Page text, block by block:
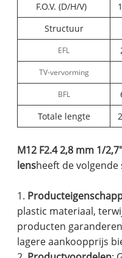
F.O.V. (D/H/V)
Structuur
EFL
TV-vervorming
BFL
Totale lengte
M12 F2.4 2,8 mm 1/
lensheeft de volgende
1.
plastic materiaal,
producten
lagere aankoopprijs